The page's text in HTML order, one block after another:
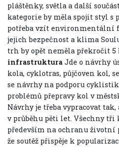
pláštěnky, světla a další
kategorie by měla spojit styl s
potřeba vzít environmentální
jejich bezpečnost a klima
trh by opět neměla překročit 5
infrastruktura Jde o návrhy
kola, cyklotras, půjčoven kol,
se návrhy na podporu
problémů přepravy kol v
Návrhy je třeba vypracovat
v průběhu pěti let. Všechny tři
především na ochranu životní
že soutěž přispěje k